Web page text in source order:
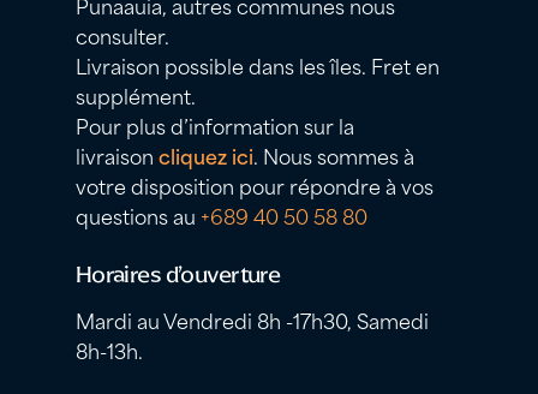
consulter.
Livraison possible dans les îles. Fret en
supplément.
Pour plus d’information sur la
livraisoncliquez ici. Nous sommes à
votre disposition pour répondre à vos
questions au +689 40 50 58 80
Horaires d’ouverture
Mardi au Vendredi 8h -17h30, Samedi
8h-13h.